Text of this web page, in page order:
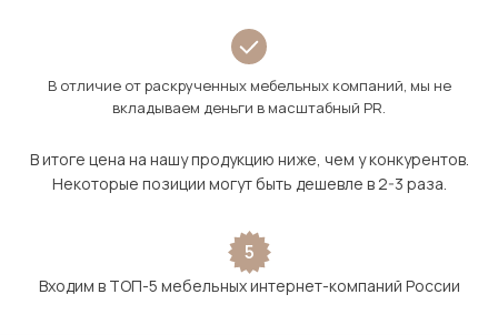
В отличие от раскрученных мебельных компаний, мы не
вкладываем деньги в масштабный PR.
В итоге цена на нашу продукцию ниже, чем у конкурентов.
Некоторые позиции могут быть дешевле в 2-3 раза.
5
Входим в ТОП-5 мебельных интернет-компаний России